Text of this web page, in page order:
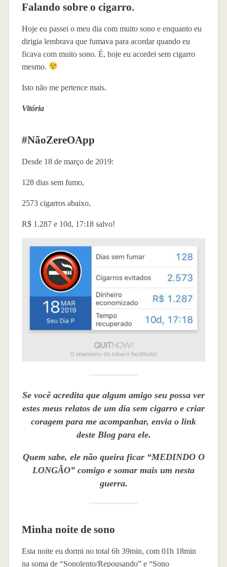
Falando sobre o cigarro.
Hoje eu passei o meu dia com muito sono e enquanto eu
dirigia lembrava que fumava para acordar quando eu
ficava com muito sono. É, hoje eu acordei sem cigarro
mesmo.
Isto não me pertence mais.
Vitória
#NãoZereOApp
Desde 18 de março de 2019:
128 dias sem fumo,
2573 cigarros abaixo,
R$ 1.287 e 10d, 17:18 salvo!
Se você acredita que algum amigo seu possa ver
estes meus relatos de um dia sem cigarro e criar
coragem para me acompanhar, envia o link
deste Blog para ele.
Quem sabe, ele não queira ficar “MEDINDO O
LONGÃO” comigo e somar mais um nesta
guerra.
Minha noite de sono
Esta noite eu dormi no total 6h 39min, com 01h 18min
na soma de “Sonolento/Repousando” e “Sono